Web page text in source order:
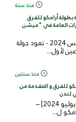
منذ سنة
أرامكو للفرق
العامة في "ميشن
شينزين الصين 27 أغسطس 2024 - تعود جولة
لأول...
منذ سنتين
للفرق و المقدمة من
لندن
لندن، المملكة المتحدة [6 يوليو 2024] –
ل...